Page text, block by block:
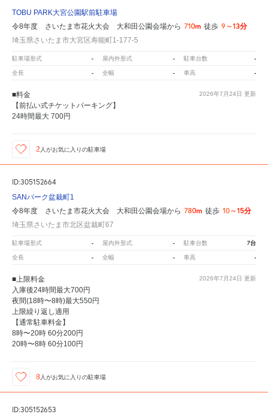
TOBU PARK大宮公園駅前駐車場
令8年度 さいたま市花火大会 大和田公園会場から 710m 徒歩 9～13分
埼玉県さいたま市大宮区寿能町1-177-5
駐車場形式 - 屋内外形式 - 駐車台数 -
全長 - 全幅 - 車高 -
2026年7月24日 更新
■料金
【前払い式チケットパーキング】
24時間最大 700円
2 人がお気に入りの駐車場
ID:305152664
SANパーク盆栽町1
令8年度 さいたま市花火大会 大和田公園会場から 780m 徒歩 10～15分
埼玉県さいたま市北区盆栽町67
駐車場形式 - 屋内外形式 - 駐車台数 7台
全長 - 全幅 - 車高 -
2026年7月24日 更新
■上限料金
入庫後24時間最大700円
夜間(18時〜8時)最大550円
上限繰り返し適用
【通常駐車料金】
8時〜20時 60分200円
20時〜8時 60分100円
8 人がお気に入りの駐車場
ID:305152653